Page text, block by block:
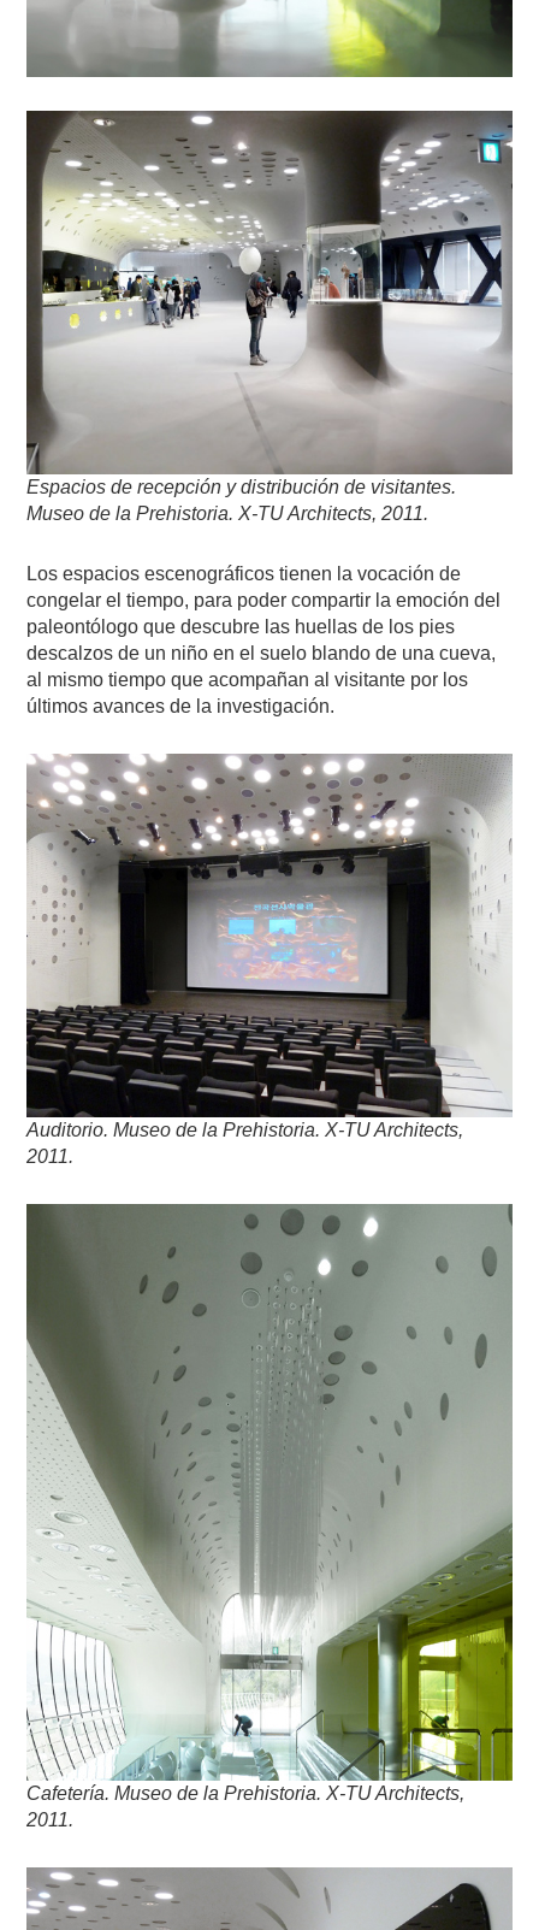
Espacios de recepción y distribución de visitantes.
Museo de la Prehistoria. X-TU Architects, 2011.
Los espacios escenográficos tienen la vocación de
congelar el tiempo, para poder compartir la emoción del
paleontólogo que descubre las huellas de los pies
descalzos de un niño en el suelo blando de una cueva,
al mismo tiempo que acompañan al visitante por los
últimos avances de la investigación.
Auditorio. Museo de la Prehistoria. X-TU Architects,
2011.
Cafetería. Museo de la Prehistoria. X-TU Architects,
2011.